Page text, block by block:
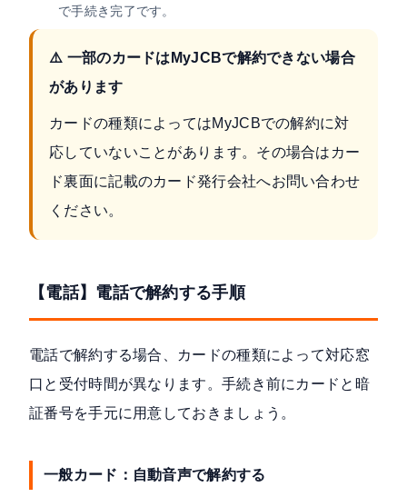
で手続き完了です。
⚠️ 一部のカードはMyJCBで解約できない場合
があります
カードの種類によってはMyJCBでの解約に対
応していないことがあります。その場合はカー
ド裏面に記載のカード発行会社へお問い合わせ
ください。
【電話】電話で解約する手順
電話で解約する場合、カードの種類によって対応窓
口と受付時間が異なります。手続き前にカードと暗
証番号を手元に用意しておきましょう。
一般カード：自動音声で解約する